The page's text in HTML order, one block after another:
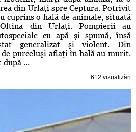
din Urlaţi spre Ceptura. Potrivit
cuprins o hală de animale, situată
din Urlaţi. Pompierii au
cu apă şi spumă, însă
generalizat şi violent. Din
purceluşi aflaţi în hală au murit.
după ...
612 vizualizări